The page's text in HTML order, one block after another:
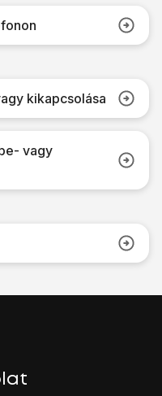
kikapcsolása
vagy